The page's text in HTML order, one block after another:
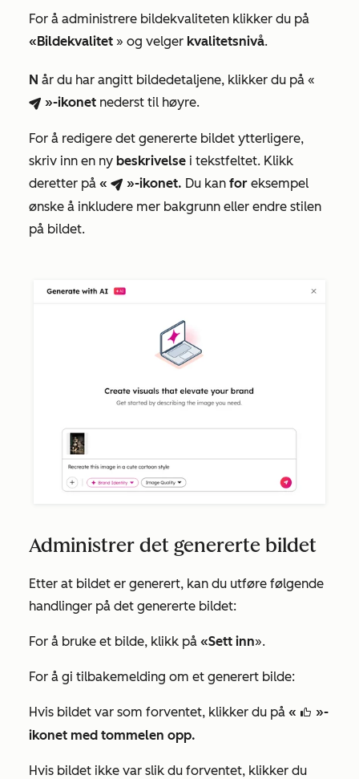
For å administrere bildekvaliteten klikker du på
«Bildekvalitet » og velger kvalitetsnivå.
N år du har angitt bildedetaljene, klikker du på «
breezeSendIcon »-ikonet nederst til høyre.
For å redigere det genererte bildet ytterligere,
skriv inn en ny beskrivelse i tekstfeltet. Klikk
deretter på « breezeSendIcon »-ikonet. Du kan for eksempel
ønske å inkludere mer bakgrunn eller endre stilen
på bildet.
Administrer det genererte bildet
Etter at bildet er generert, kan du utføre følgende
handlinger på det genererte bildet:
For å bruke et bilde, klikk på «Sett inn».
For å gi tilbakemelding om et generert bilde:
Hvis bildet var som forventet, klikker du på « thumbsUpIcon »-
ikonet med tommelen opp.
Hvis bildet ikke var slik du forventet, klikker du